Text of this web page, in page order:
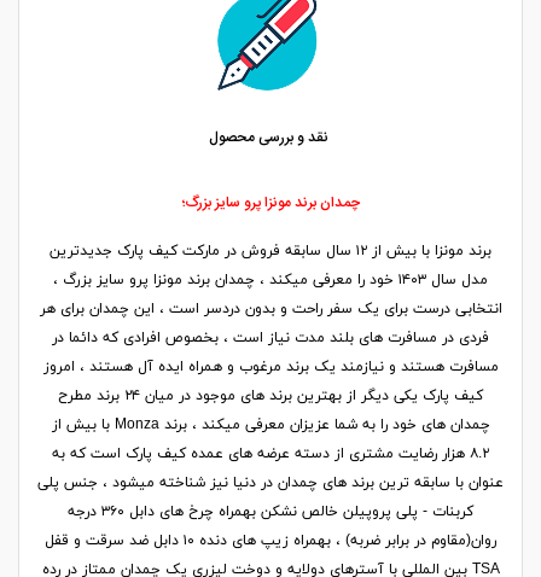
نقد و بررسی محصول
چمدان برند مونزا پرو سایز بزرگ؛
برند مونزا با بیش از ۱۲ سال سابقه فروش در مارکت کیف پارک جدیدترین
مدل سال ۱۴۰۳ خود را معرفی میکند ، چمدان برند مونزا پرو سایز بزرگ ،
انتخابی درست برای یک سفر راحت و بدون دردسر است ، این چمدان برای هر
فردی در مسافرت های بلند مدت نیاز است ، بخصوص افرادی که دائما در
مسافرت هستند و نیازمند یک برند مرغوب و همراه ایده آل هستند ، امروز
کیف پارک یکی دیگر از بهترین برند های موجود در میان ۲۴ برند مطرح
چمدان های خود را به شما عزیزان معرفی میکند ، برند Monza با بیش از
۸.۲ هزار رضایت مشتری از دسته عرضه های عمده کیف پارک است که به
عنوان با سابقه ترین برند های چمدان در دنیا نیز شناخته میشود ، جنس پلی
کربنات - پلی پروپیلن خالص نشکن بهمراه چرخ های دابل ۳۶۰ درجه
روان(مقاوم در برابر ضربه) ، بهمراه زیپ های دنده ۱۰ دابل ضد سرقت و قفل
TSA بین المللی با آسترهای دولایه و دوخت لیزری یک چمدان ممتاز در رده